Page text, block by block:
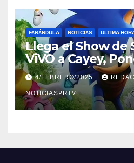
FARÁNDULA NOTICIAS ULTIMA
Llega el Show de
ViVO a Cayey,
Barceloneta y
Relojes gratis
compre ahora….
4/FEBRERO/2025
NOTICIASPRTV